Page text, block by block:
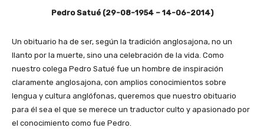
Pedro Satué (29-08-1954 – 14-06-2014)
Un obituario ha de ser, según la tradición anglosajona, no un
llanto por la muerte, sino una celebración de la vida. Como
nuestro colega Pedro Satué fue un hombre de inspiración
claramente anglosajona, con amplios conocimientos sobre
lengua y cultura anglófonas, queremos que nuestro obituario
para él sea el que se merece un traductor culto y apasionado por
el conocimiento como fue Pedro.